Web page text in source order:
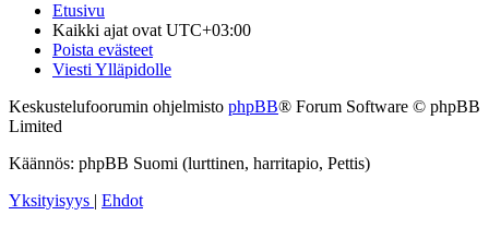
Etusivu
Kaikki ajat ovat UTC+03:00
Poista evästeet
Viesti Ylläpidolle
Keskustelufoorumin ohjelmisto phpBB® Forum Software © phpBB
Limited
Käännös: phpBB Suomi (lurttinen, harritapio, Pettis)
Yksityisyys | Ehdot